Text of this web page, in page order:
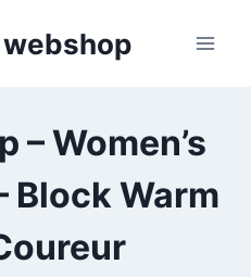
– Women’s
Block Warm